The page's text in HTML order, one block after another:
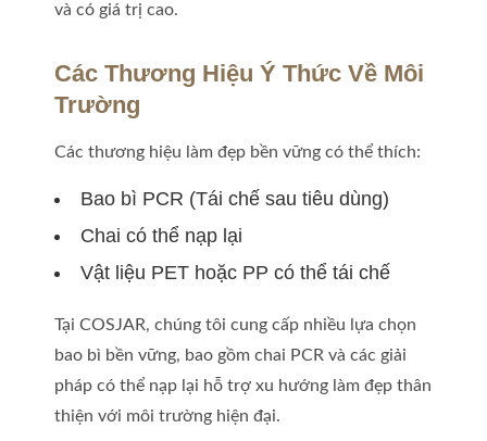
và có giá trị cao.
Các Thương Hiệu Ý Thức Về Môi
Trường
Các thương hiệu làm đẹp bền vững có thể thích:
Bao bì PCR (Tái chế sau tiêu dùng)
Chai có thể nạp lại
Vật liệu PET hoặc PP có thể tái chế
Tại COSJAR, chúng tôi cung cấp nhiều lựa chọn
bao bì bền vững, bao gồm chai PCR và các giải
pháp có thể nạp lại hỗ trợ xu hướng làm đẹp thân
thiện với môi trường hiện đại.